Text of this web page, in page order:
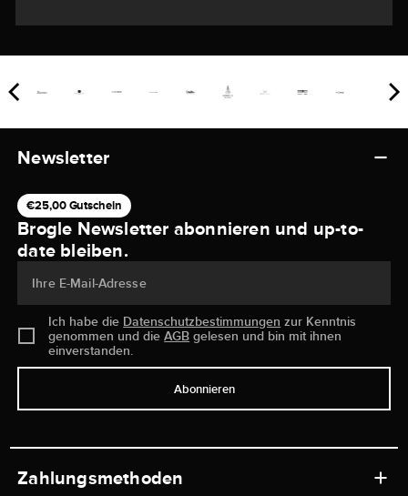
Newsletter
€25,00 Gutschein
Brogle Newsletter abonnieren und up-to-
date bleiben.
Ihre E-Mail-Adresse
Ich habe die Datenschutzbestimmungen zur Kenntnis
genommen und dieAGB gelesen und bin mit ihnen
einverstanden.
Abonnieren
Zahlungsmethoden